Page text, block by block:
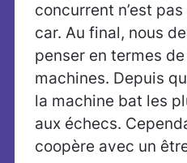
concurrent n’est
car. Au final, nous
penser en termes
machines. Depuis
la machine bat les
aux échecs.
coopère avec un